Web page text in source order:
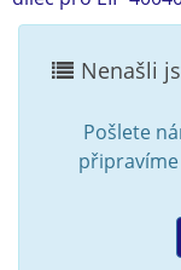
Nenašli
Pošlete